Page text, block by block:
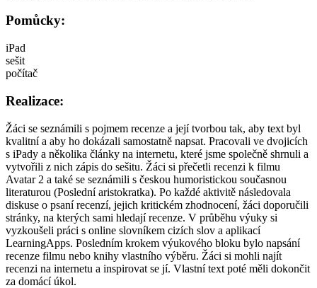
Pomůcky:
iPad
sešit
počítač
Realizace:
Žáci se seznámili s pojmem recenze a její tvorbou tak, aby text byl
kvalitní a aby ho dokázali samostatně napsat. Pracovali ve dvojicích
s iPady a několika články na internetu, které jsme společně shrnuli a
vytvořili z nich zápis do sešitu. Žáci si přečetli recenzi k filmu
Avatar 2 a také se seznámili s českou humoristickou současnou
literaturou (Poslední aristokratka). Po každé aktivitě následovala
diskuse o psaní recenzí, jejich kritickém zhodnocení, žáci doporučili
stránky, na kterých sami hledají recenze. V průběhu výuky si
vyzkoušeli práci s online slovníkem cizích slov a aplikací
LearningApps. Posledním krokem výukového bloku bylo napsání
recenze filmu nebo knihy vlastního výběru. Žáci si mohli najít
recenzi na internetu a inspirovat se jí. Vlastní text poté měli dokončit
za domácí úkol.